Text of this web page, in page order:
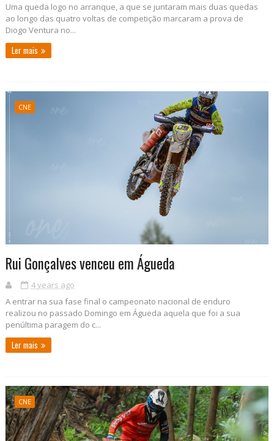
Uma queda logo no arranque, a que se juntaram mais duas quedas
ao longo das quatro voltas de competição marcaram a prova de
Diogo Ventura no...
Ler mais
CNE
Rui Gonçalves venceu em Águeda
4 years ago
A entrar na sua fase final o campeonato nacional de enduro
realizou no passado Domingo em Águeda aquela que foi a sua
penúltima paragem do c...
Ler mais
CNE